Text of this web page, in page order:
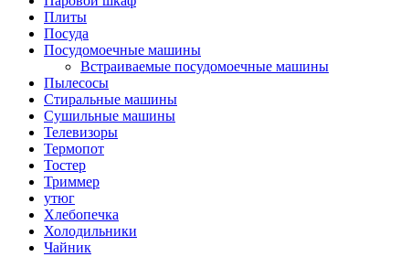
Плиты
Посуда
Посудомоечные машины
Встраиваемые посудомоечные машины
Пылесосы
Стиральные машины
Сушильные машины
Телевизоры
Термопот
Тостер
Триммер
утюг
Хлебопечка
Холодильники
Чайник